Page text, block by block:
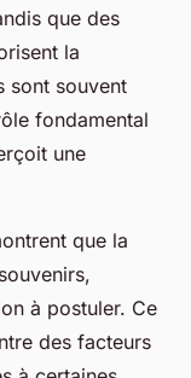
que des
la
sont souvent
fondamental
une
que la
à postuler. Ce
des facteurs